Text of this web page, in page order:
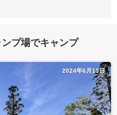
プ場でキャンプ
2024年6月13日